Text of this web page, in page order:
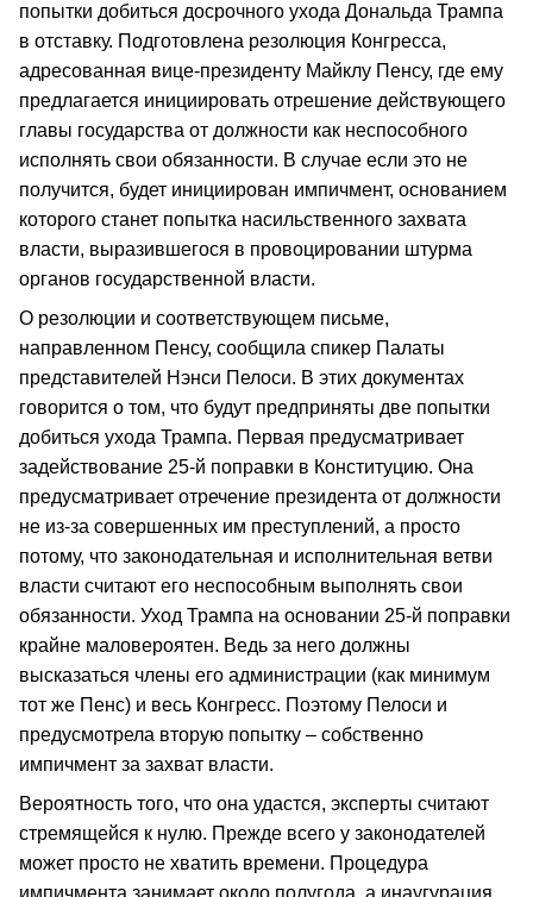
попытки добиться досрочного ухода Дональда Трампа
в отставку. Подготовлена резолюция Конгресса,
адресованная вице-президенту Майклу Пенсу, где ему
предлагается инициировать отрешение действующего
главы государства от должности как неспособного
исполнять свои обязанности. В случае если это не
получится, будет инициирован импичмент, основанием
которого станет попытка насильственного захвата
власти, выразившегося в провоцировании штурма
органов государственной власти.
О резолюции и соответствующем письме,
направленном Пенсу, сообщила спикер Палаты
представителей Нэнси Пелоси. В этих документах
говорится о том, что будут предприняты две попытки
добиться ухода Трампа. Первая предусматривает
задействование 25-й поправки в Конституцию. Она
предусматривает отречение президента от должности
не из-за совершенных им преступлений, а просто
потому, что законодательная и исполнительная ветви
власти считают его неспособным выполнять свои
обязанности. Уход Трампа на основании 25-й поправки
крайне маловероятен. Ведь за него должны
высказаться члены его администрации (как минимум
тот же Пенс) и весь Конгресс. Поэтому Пелоси и
предусмотрела вторую попытку – собственно
импичмент за захват власти.
Вероятность того, что она удастся, эксперты считают
стремящейся к нулю. Прежде всего у законодателей
может просто не хватить времени. Процедура
импичмента занимает около полугода, а инаугурация